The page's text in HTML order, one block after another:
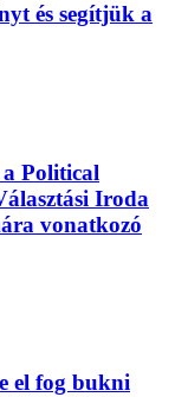
és segítjük a
a Political
Iroda
vonatkozó
el fog bukni